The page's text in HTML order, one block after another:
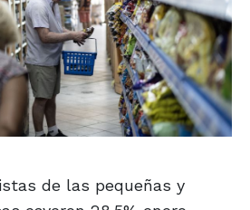
de las pequeñas y